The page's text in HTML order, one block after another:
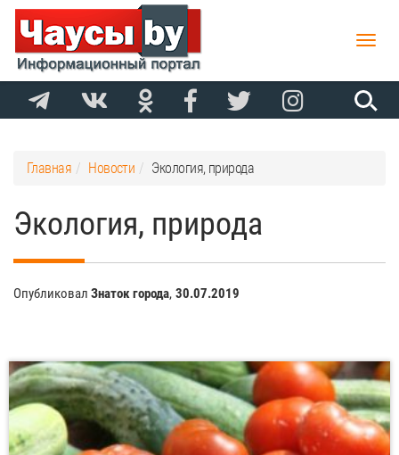
Toggle
Главная Новости Экология, природа
Экология, природа
Опубликовал Знаток города, 30.07.2019